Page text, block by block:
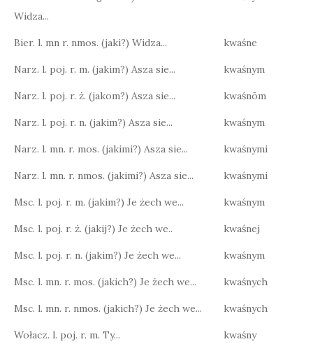
Widza...
Bier. l. mn r. nmos. (jaki?) Widza... kwaśne
Narz. l. poj. r. m. (jakim?) Asza sie... kwaśnym
Narz. l. poj. r. ż. (jakom?) Asza sie... kwaśnōm
Narz. l. poj. r. n. (jakim?) Asza sie... kwaśnym
Narz. l. mn. r. mos. (jakimi?) Asza sie... kwaśnymi
Narz. l. mn. r. nmos. (jakimi?) Asza sie... kwaśnymi
Msc. l. poj. r. m. (jakim?) Je żech we... kwaśnym
Msc. l. poj. r. ż. (jakij?) Je żech we.. kwaśnej
Msc. l. poj. r. n. (jakim?) Je żech we... kwaśnym
Msc. l. mn. r. mos. (jakich?) Je żech we... kwaśnych
Msc. l. mn. r. nmos. (jakich?) Je żech we... kwaśnych
Wołacz. l. poj. r. m. Ty... kwaśny